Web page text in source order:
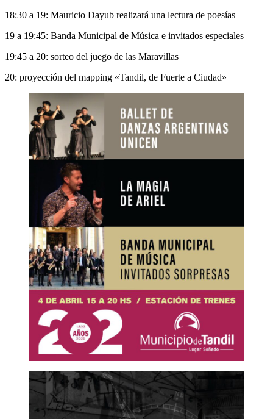
18:30 a 19: Mauricio Dayub realizará una lectura de poesías
19 a 19:45: Banda Municipal de Música e invitados especiales
19:45 a 20: sorteo del juego de las Maravillas
20: proyección del mapping «Tandil, de Fuerte a Ciudad»